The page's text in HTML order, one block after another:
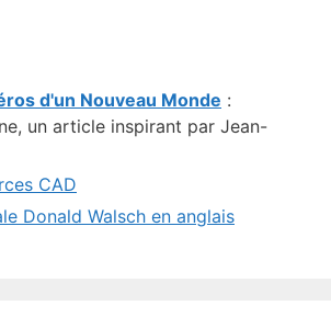
d'un Nouveau Monde :
un article inspirant par Jean-
CAD
Donald Walsch en anglais